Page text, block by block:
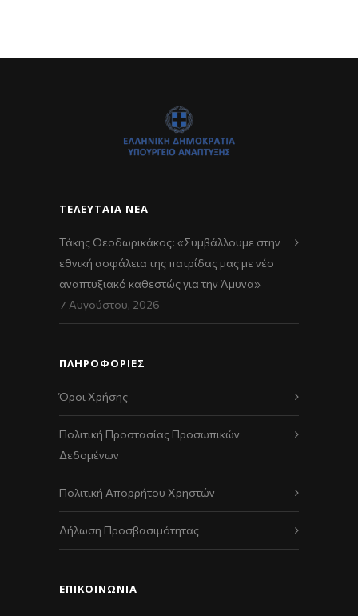
ΤΕΛΕΥΤΑΊΑ ΝΈΑ
Τάκης Θεοδωρικάκος: «Συμβάλλουμε στην
εθνική ασφάλεια της πατρίδας μας με νέο
αναπτυξιακό καθεστώς για την Άμυνα»
7 Αυγούστου, 2026
ΠΛΗΡΟΦΟΡΙΕΣ
Όροι Χρήσης
Πολιτική Προστασίας Προσωπικών
Δεδομένων
Πολιτική Απορρήτου Χρηστών
Δήλωση Προσβασιμότητας
ΕΠΙΚΟΙΝΩΝΊΑ